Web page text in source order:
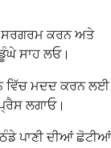
ਸਰਗਰਮ ਕਰਨ ਅਤੇ
ਸਾਹ ਲਓ।
ਵਿੱਚ ਮਦਦ ਕਰਨ ਲਈ
ਲਗਾਓ।
ਪਾਣੀ ਦੀਆਂ ਛੋਟੀਆਂ